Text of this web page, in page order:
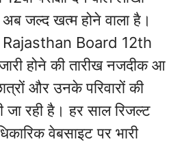
अब जल्द खत्म होने वाला है।
Board 12th
होने की तारीख नजदीक आ
और उनके परिवारों की
जा रही है। हर साल रिजल्ट
वेबसाइट पर भारी